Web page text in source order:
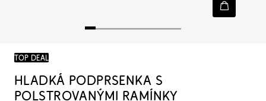
TOP DEAL
HLADKÁ PODPRSENKA S
POLSTROVANÝMI RAMÍNKY